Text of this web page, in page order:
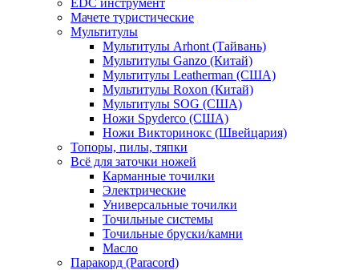
Мачете туристические
Мультитулы
Мультитулы Arhont (Тайвань)
Мультитулы Ganzo (Китай)
Мультитулы Leatherman (США)
Мультитулы Roxon (Китай)
Мультитулы SOG (США)
Ножи Spyderco (США)
Ножи Викторинокс (Швейцария)
Топоры, пилы, тяпки
Всё для заточки ножей
Карманные точилки
Электрические
Универсальные точилки
Точильные системы
Точильные бруски/камни
Масло
Паракорд (Paracord)